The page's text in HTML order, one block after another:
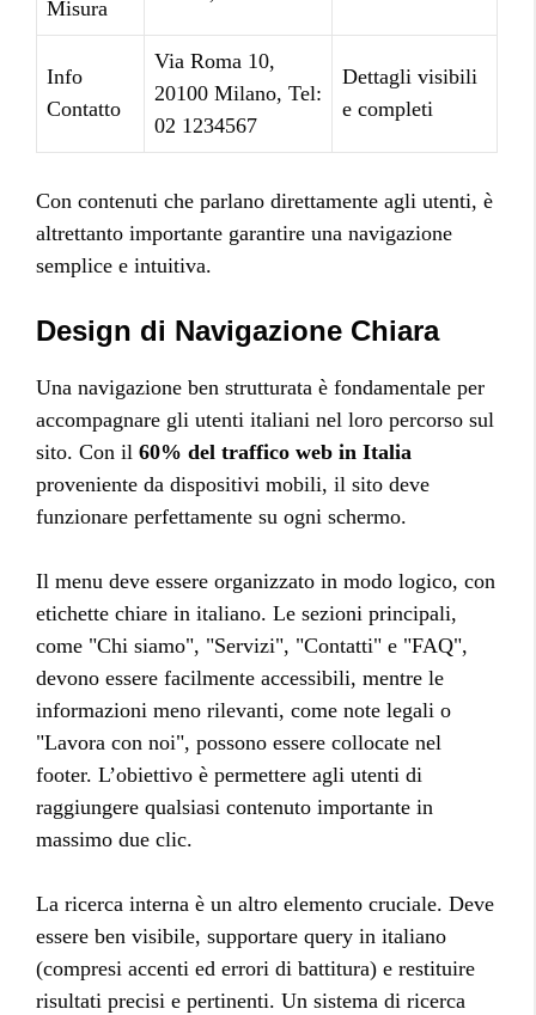
Misura
Info
Contatto
Via Roma 10,
20100 Milano, Tel:
02 1234567
Dettagli visibili
e completi
Con contenuti che parlano direttamente agli utenti, è
altrettanto importante garantire una navigazione
semplice e intuitiva.
Design di Navigazione Chiara
Una navigazione ben strutturata è fondamentale per
accompagnare gli utenti italiani nel loro percorso sul
sito. Con il 60% del traffico web in Italia
proveniente da dispositivi mobili, il sito deve
funzionare perfettamente su ogni schermo.
Il menu deve essere organizzato in modo logico, con
etichette chiare in italiano. Le sezioni principali,
come "Chi siamo", "Servizi", "Contatti" e "FAQ",
devono essere facilmente accessibili, mentre le
informazioni meno rilevanti, come note legali o
"Lavora con noi", possono essere collocate nel
footer. L’obiettivo è permettere agli utenti di
raggiungere qualsiasi contenuto importante in
massimo due clic.
La ricerca interna è un altro elemento cruciale. Deve
essere ben visibile, supportare query in italiano
(compresi accenti ed errori di battitura) e restituire
risultati precisi e pertinenti. Un sistema di ricerca